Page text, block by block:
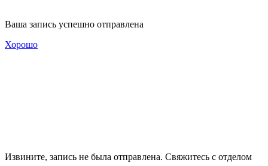
Ваша запись успешно отправлена
Хорошо
Извините, запись не была отправлена. Свяжитесь с отделом